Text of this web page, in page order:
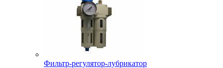
Фильтр-регулятор-лубрикатор